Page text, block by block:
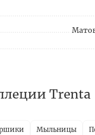
Trenta
Мыльницы